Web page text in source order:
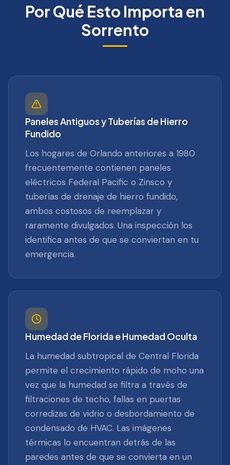
Por Qué Esto Importa en
Sorrento
Paneles Antiguos y Tuberías de Hierro
Fundido
Los hogares de Orlando anteriores a 1980
frecuentemente contienen paneles
eléctricos Federal Pacific o Zinsco y
tuberías de drenaje de hierro fundido,
ambos costosos de reemplazar y
raramente divulgados. Una inspección los
identifica antes de que se conviertan en tu
emergencia.
Humedad de Florida e Humedad Oculta
La humedad subtropical de Central Florida
permite el crecimiento rápido de moho una
vez que la humedad se filtra a través de
filtraciones de techo, fallas en puertas
corredizas de vidrio o desbordamiento de
condensado de HVAC. Las imágenes
térmicas lo encuentran detrás de las
paredes antes de que se convierta en un